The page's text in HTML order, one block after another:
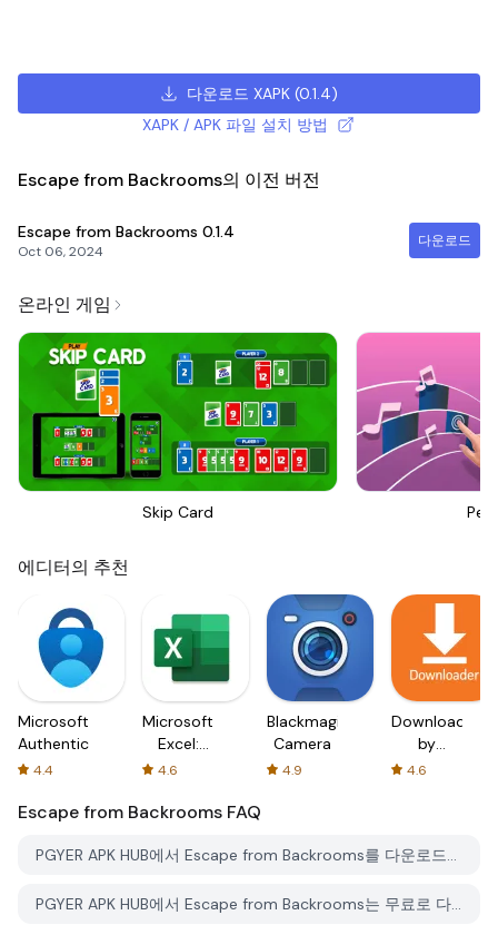
다운로드 XAPK(0.1.4)
XAPK / APK 파일 설치 방법
Escape from Backrooms의 이전 버전
Escape from Backrooms 0.1.4
Oct 06, 2024
다운로드
온라인 게임
Skip Card
에디터의 추천
Microsoft
Authenticator
4.4
Microsoft
Excel:
Spreadsheets
4.6
Blackmagic
Camera
4.9
Downloader
by
AFTVnews
4.6
Escape from Backrooms FAQ
PGYER APK HUB에서 Escape from Backrooms를 다운로드하는 방법은 무엇인가요?
PGYER APK HUB에서 Escape from Backrooms는 무료로 다운로드할 수 있나요?